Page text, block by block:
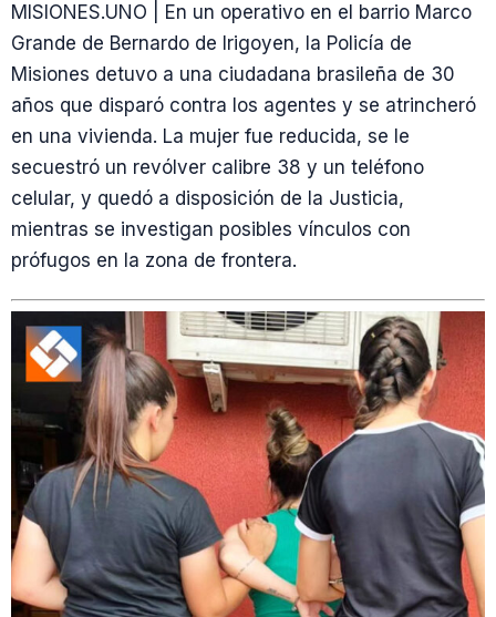
MISIONES.UNO | En un operativo en el barrio Marco
Grande de Bernardo de Irigoyen, la Policía de
Misiones detuvo a una ciudadana brasileña de 30
años que disparó contra los agentes y se atrincheró
en una vivienda. La mujer fue reducida, se le
secuestró un revólver calibre 38 y un teléfono
celular, y quedó a disposición de la Justicia,
mientras se investigan posibles vínculos con
prófugos en la zona de frontera.